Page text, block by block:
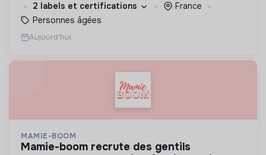
2 labels et certifications
France
Personnes âgées
Aujourd'hui
MAMIE-BOOM
mamie-boom recrute des gentils